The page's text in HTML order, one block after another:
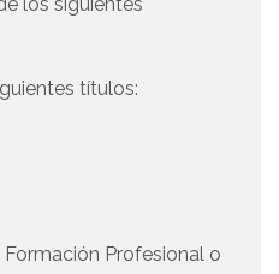
títulos:
Profesional o